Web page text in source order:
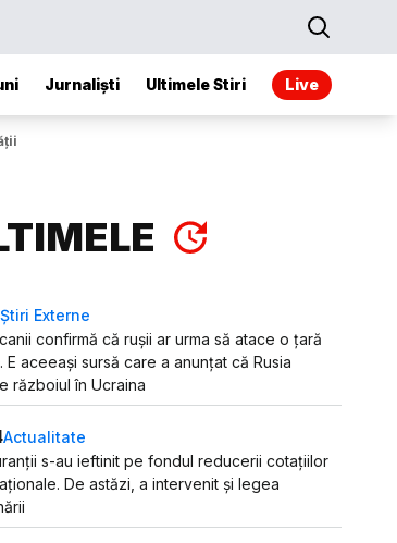
Jurnaliști Ultimele Stiri Live
Știri Externe
confirmă că rușii ar urma să atace o țară
E aceeași sursă care a anunțat că Rusia
războiul în Ucraina
Actualitate
s-au ieftinit pe fondul reducerii cotațiilor
De astăzi, a intervenit și legea